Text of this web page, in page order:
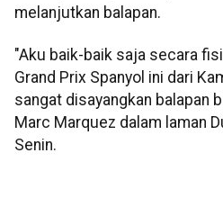
melanjutkan balapan.
"Aku baik-baik saja secara
Grand Prix Spanyol ini dari
sangat disayangkan balapan
Marc Marquez dalam laman
Senin.